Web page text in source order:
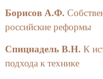
Борисов А.Ф.
российские реформы
Спицнадель В.Н. К
подхода к технике